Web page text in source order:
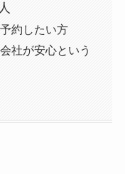
約したい方
社が安心という